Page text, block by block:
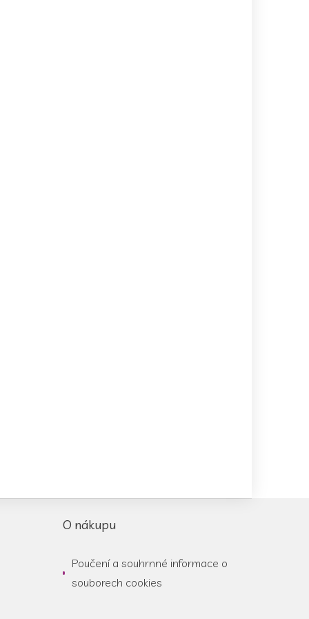
O nákupu
Poučení a souhrnné informace o
souborech cookies